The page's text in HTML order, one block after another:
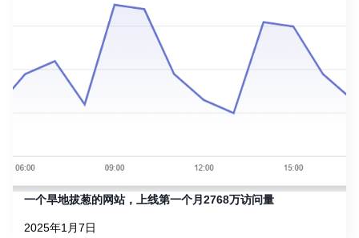
一个旱地拔葱的网站，上线第一个月2768万访问量
2025年1月7日